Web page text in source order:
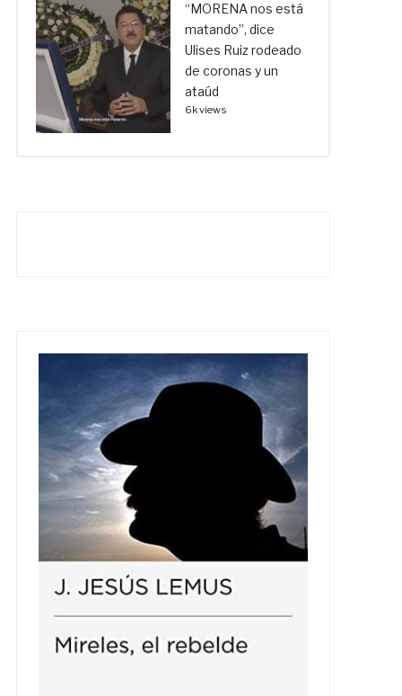
“MORENA nos está
matando”, dice
Ulises Ruiz rodeado
de coronas y un
ataúd
6k views